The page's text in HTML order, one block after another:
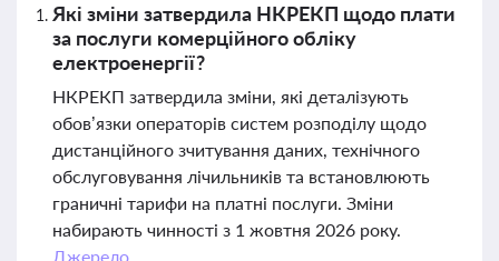
Які зміни затвердила НКРЕКП щодо плати
за послуги комерційного обліку
електроенергії?
НКРЕКП затвердила зміни, які деталізують
обов’язки операторів систем розподілу щодо
дистанційного зчитування даних, технічного
обслуговування лічильників та встановлюють
граничні тарифи на платні послуги. Зміни
набирають чинності з 1 жовтня 2026 року.
Джерело